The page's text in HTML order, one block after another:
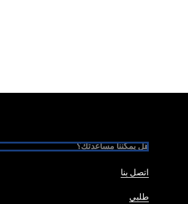
هل يمكننا مساعدتك؟
اتصل بنا
طلبي